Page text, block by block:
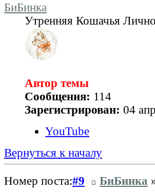
БиБинка
Утренняя Кошачья
Автор темы
Сообщения: 114
Зарегистрирован: 04
YouTube
Вернуться к началу
Номер поста:#9 БиБинка